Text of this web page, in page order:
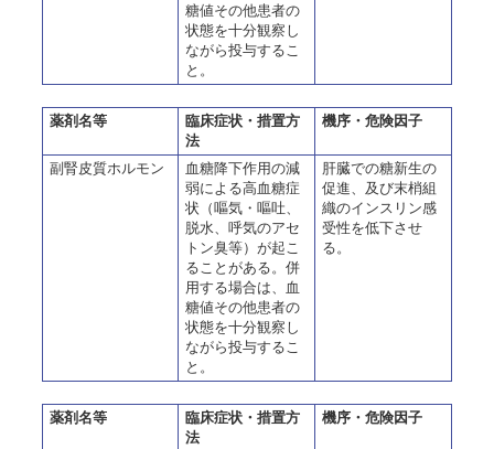
糖値その他患者の
状態を十分観察し
ながら投与するこ
と。
薬剤名等
臨床症状・措置方
法
機序・危険因子
副腎皮質ホルモン
血糖降下作用の減
弱による高血糖症
状（嘔気・嘔吐、
脱水、呼気のアセ
トン臭等）が起こ
ることがある。併
用する場合は、血
糖値その他患者の
状態を十分観察し
ながら投与するこ
と。
肝臓での糖新生の
促進、及び末梢組
織のインスリン感
受性を低下させ
る。
薬剤名等
臨床症状・措置方
法
機序・危険因子